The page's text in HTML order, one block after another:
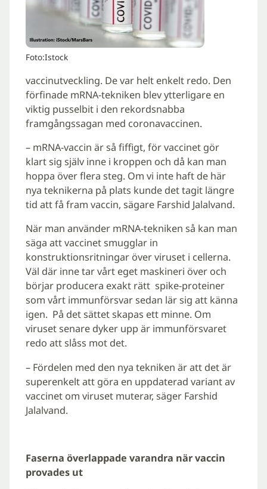
Foto:Istock
vaccinutveckling. De var helt enkelt redo. Den
förfinade mRNA-tekniken blev ytterligare en
viktig pusselbit i den rekordsnabba
framgångssagan med coronavaccinen.
– mRNA-vaccin är så fiffigt, för vaccinet gör
klart sig själv inne i kroppen och då kan man
hoppa över flera steg. Om vi inte haft de här
nya teknikerna på plats kunde det tagit längre
tid att få fram vaccin, sägare Farshid Jalalvand.
När man använder mRNA-tekniken så kan man
säga att vaccinet smugglar in
konstruktionsritningar över viruset i cellerna.
Väl där inne tar vårt eget maskineri över och
börjar producera exakt rätt spike-proteiner
som vårt immunförsvar sedan lär sig att känna
igen. På det sättet skapas ett minne. Om
viruset senare dyker upp är immunförsvaret
redo att slåss mot det.
– Fördelen med den nya tekniken är att det är
superenkelt att göra en uppdaterad variant av
vaccinet om viruset muterar, säger Farshid
Jalalvand.
Faserna överlappade varandra när vaccin
provades ut